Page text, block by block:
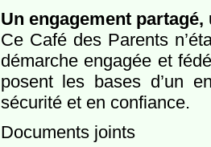
Un engagement
Ce Café des Parents
démarche engagée et
posent les bases d’un
sécurité et en confiance.
Documents joints